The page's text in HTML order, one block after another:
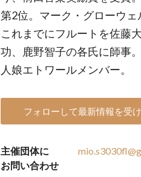
第2位。マーク・グローウ
これまでにフルートを佐藤
功、鹿野智子の各氏に師事
人娘エトワールメンバー。
フォローして最新情報を受
主催団体に
お問い合わせ